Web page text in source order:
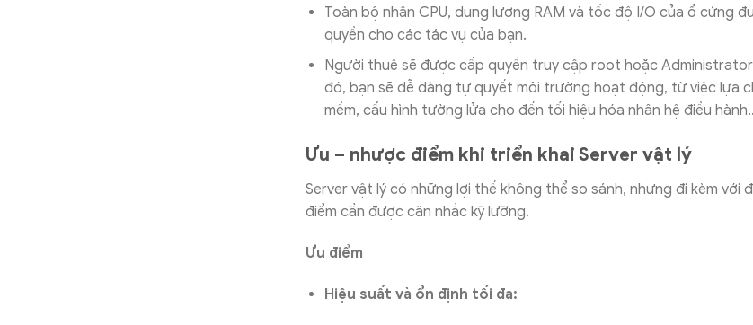
Toàn bộ nhân CPU, dung lượng RAM và tốc độ I/O của ổ cứng
quyền cho các tác vụ của bạn.
Người thuê sẽ được cấp quyền truy cập root hoặc Administrator
đó, bạn sẽ dễ dàng tự quyết môi trường hoạt động, từ việc lựa
mềm, cấu hình tường lửa cho đến tối hiệu hóa nhân hệ điều
Ưu – nhược điểm khi triển khai Server vật lý
Server vật lý có những lợi thế không thể so sánh, nhưng đi kèm với
điểm cần được cân nhắc kỹ lưỡng.
Ưu điểm
Hiệu suất và ổn định tối đa: